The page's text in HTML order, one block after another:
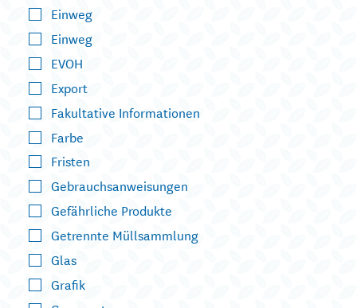
Einweg
Einweg
EVOH
Export
Fakultative Informationen
Farbe
Fristen
Gebrauchsanweisungen
Gefährliche Produkte
Getrennte Müllsammlung
Glas
Grafik